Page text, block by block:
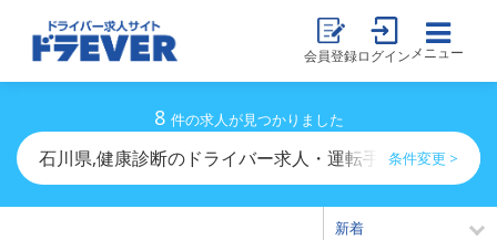
会員登録ログイン メニュー
8 件の求人が見つかりました
石川県,健康診断のドライバー求人・運転手求人一覧
条件変更 >